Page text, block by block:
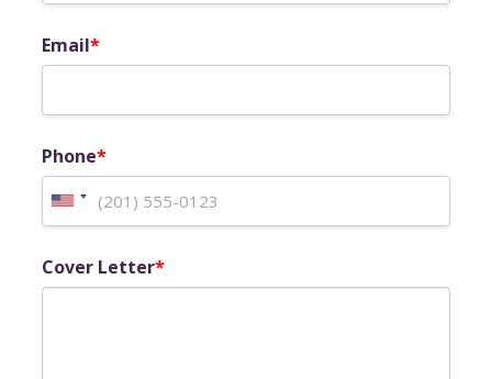
Email*
Phone*
Cover Letter*